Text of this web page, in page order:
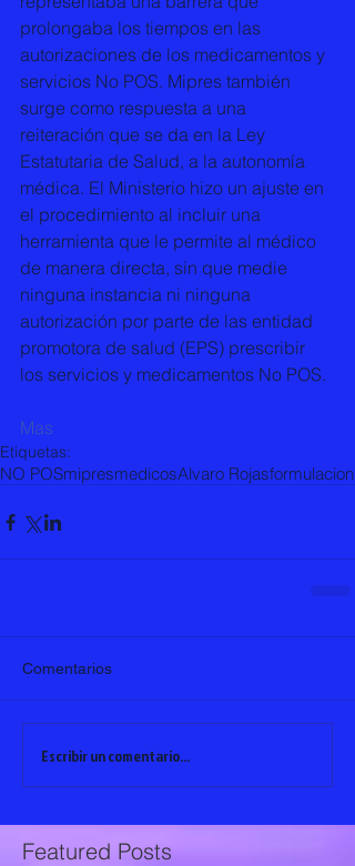
prolongaba los tiempos en las
autorizaciones de los medicamentos y
servicios No POS. Mipres también
surge como respuesta a una
reiteración que se da en la Ley
Estatutaria de Salud, a la autonomía
médica. El Ministerio hizo un ajuste en
el procedimiento al incluir una
herramienta que le permite al médico
de manera directa, sin que medie
ninguna instancia ni ninguna
autorización por parte de las entidad
promotora de salud (EPS) prescribir
los servicios y medicamentos No POS.
Mas
Etiquetas:
NO POSmipresmedicosAlvaro Rojasformulacion
Comentarios
Escribir un comentario...
Featured Posts